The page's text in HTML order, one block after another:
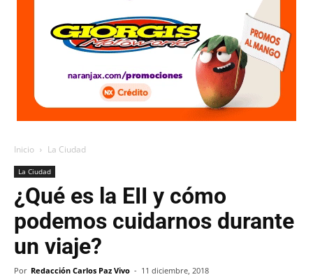
Inicio La Ciudad
La Ciudad
¿Qué es la EII y cómo
podemos cuidarnos durante
un viaje?
Por Redacción Carlos Paz Vivo - 11 diciembre, 2018